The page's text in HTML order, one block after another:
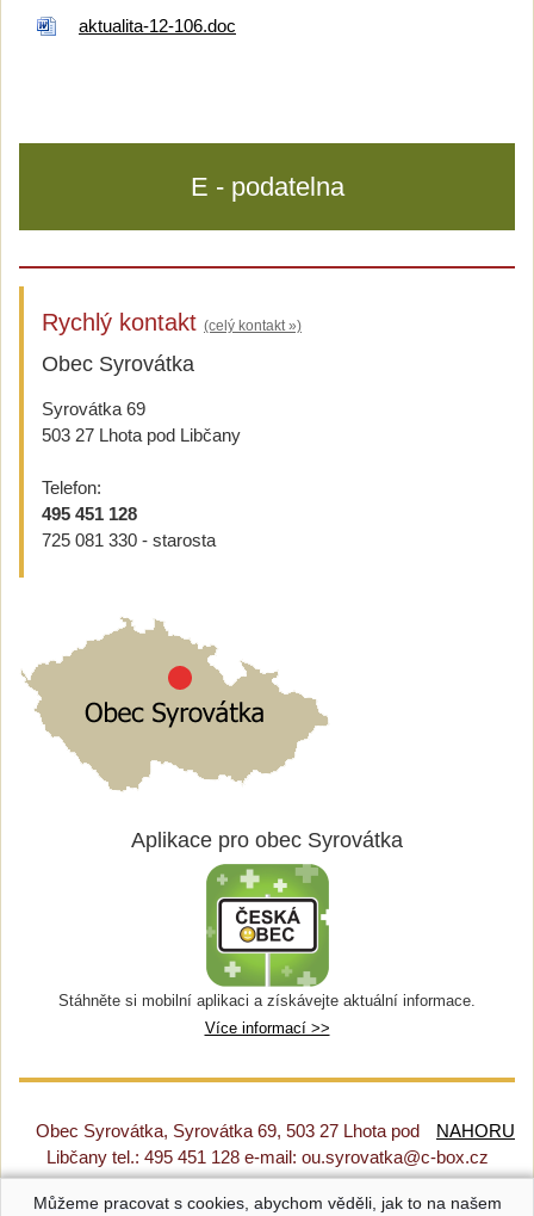
aktualita-12-106.doc
E - podatelna
Rychlý kontakt (celý kontakt »)
Obec Syrovátka
Syrovátka 69
503 27 Lhota pod Libčany
Telefon:
495 451 128
725 081 330 - starosta
Aplikace pro obec Syrovátka
Stáhněte si mobilní aplikaci a získávejte aktuální informace.
Více informací >>
NAHORU
Obec Syrovátka, Syrovátka 69, 503 27 Lhota pod
Libčany tel.: 495 451 128 e-mail: ou.syrovatka@c-box.cz
Prohlášení o přístupnosti|Původní web|Nastavení cookies
Můžeme pracovat s cookies, abychom věděli, jak to na našem